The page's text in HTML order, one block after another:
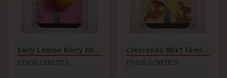
Early Lemon Berry Rbx...
ETHOS GENETICS
Crescendo Rbx1 Féminisée
ETHOS GENETICS